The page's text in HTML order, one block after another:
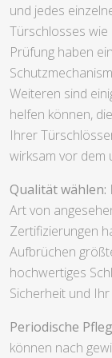
und jedes
Türschlosses
Prüfung haben
Weiteren sind
helfen können,
Ihrer
wirksam vor dem
Qualität wählen:
Art von
Zertifizierungen
Aufbrüchen
hochwertiges
Sicherheit und
Periodische
können nach